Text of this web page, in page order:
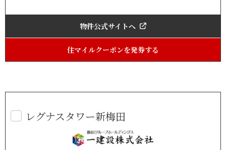
物件公式サイトへ
住マイルクーポンを発券する
レグナスタワー新梅田